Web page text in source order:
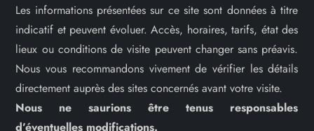
Les informations présentées sur ce site sont données à titre
indicatif et peuvent évoluer. Accès, horaires, tarifs, état des
lieux ou conditions de visite peuvent changer sans préavis.
Nous vous recommandons vivement de vérifier les détails
directement auprès des sites concernés avant votre visite.
Nous ne saurions être tenus responsables
d’éventuelles modifications.